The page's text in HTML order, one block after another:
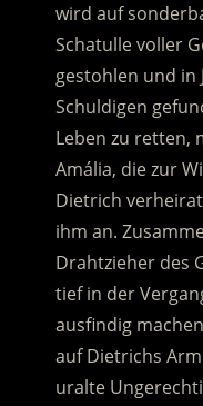
wird auf
Schatulle voller
gestohlen und in
Schuldigen
Leben zu retten,
Amália, die zur
Dietrich
ihm an.
Drahtzieher des
tief in der
ausfindig
auf Dietrichs
uralte